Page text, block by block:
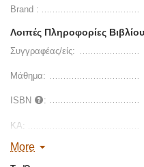
Brand :
Λοιπές Πληροφορίες Βιβλίου
Συγγραφέας/είς:
Μάθημα:
ISBN :
ΚΑ:
Διαστάσεις:
More